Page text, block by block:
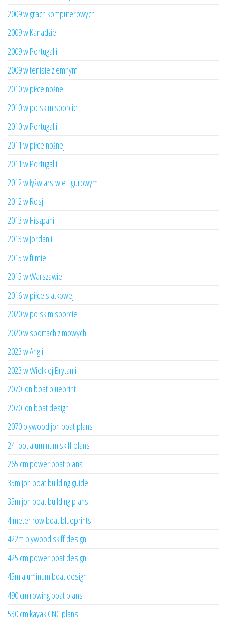
2009 w grach komputerowych
2009 w Kanadzie
2009 w Portugalii
2009 w tenisie ziemnym
2010 w piłce nożnej
2010 w polskim sporcie
2010 w Portugalii
2011 w piłce nożnej
2011 w Portugalii
2012 w łyżwiarstwie figurowym
2012 w Rosji
2013 w Hiszpanii
2013 w Jordanii
2015 w filmie
2015 w Warszawie
2016 w piłce siatkowej
2020 w polskim sporcie
2020 w sportach zimowych
2023 w Anglii
2023 w Wielkiej Brytanii
2070 jon boat blueprint
2070 jon boat design
2070 plywood jon boat plans
24 foot aluminum skiff plans
265 cm power boat plans
35m jon boat building guide
35m jon boat building plans
4 meter row boat blueprints
422m plywood skiff design
425 cm power boat design
45m aluminum boat design
490 cm rowing boat plans
530 cm kayak CNC plans